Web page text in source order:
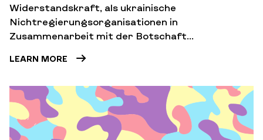
Widerstandskraft, als ukrainische
Nichtregierungsorganisationen in
Zusammenarbeit mit der Botschaft...
LEARN MORE